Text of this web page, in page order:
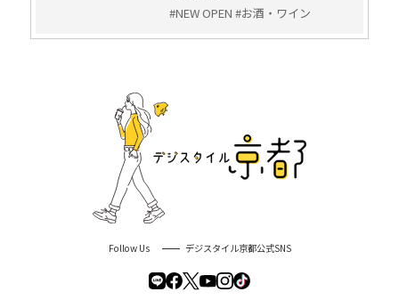
#NEW OPEN #お酒・ワイン
Follow Us デジスタイル京都公式SNS